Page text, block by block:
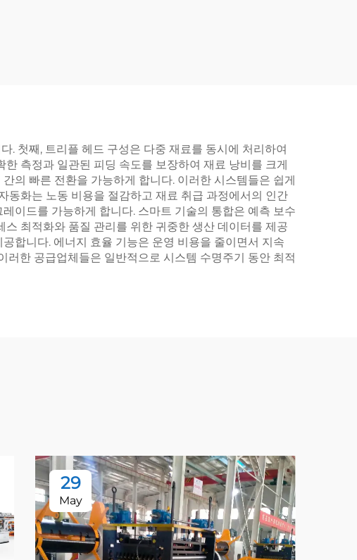
. 첫째, 트리플 헤드 구성은 다중 재료를 동시에 처리하여
측정과 일관된 피딩 속도를 보장하여 재료 낭비를 크게
의 빠른 전환을 가능하게 합니다. 이러한 시스템들은 쉽게
동화는 노동 비용을 절감하고 재료 취급 과정에서의 인간
이드를 가능하게 합니다. 스마트 기술의 통합은 예측 보수
최적화와 품질 관리를 위한 귀중한 생산 데이터를 제공
합니다. 에너지 효율 기능은 운영 비용을 줄이면서 지속
한 공급업체들은 일반적으로 시스템 수명주기 동안 최적
29
May